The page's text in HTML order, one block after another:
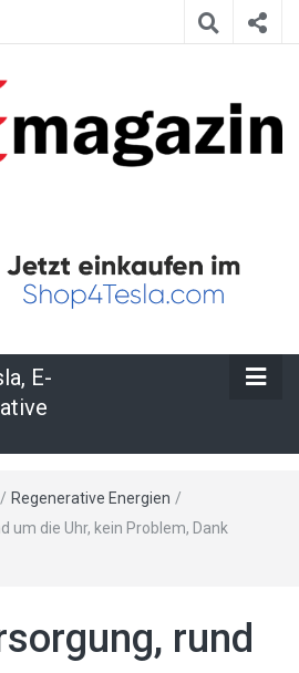
– Tesla, E-
Regenerative
Energien
E-
/ Regenerative Energien /
um die Uhr, kein Problem, Dank
rund